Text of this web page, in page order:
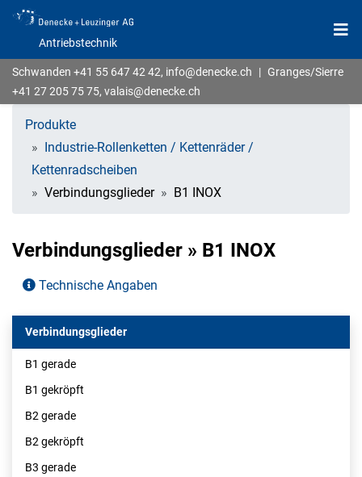
Antriebstechnik
Schwanden +41 55 647 42 42, info@denecke.ch | Granges/Sierre
+41 27 205 75 75, valais@denecke.ch
Produkte
Industrie-Rollenketten / Kettenräder /
Kettenradscheiben
Verbindungsglieder
B1 INOX
Verbindungsglieder » B1 INOX
Technische Angaben
Verbindungsglieder
B1 gerade
B1 gekröpft
B2 gerade
B2 gekröpft
B3 gerade